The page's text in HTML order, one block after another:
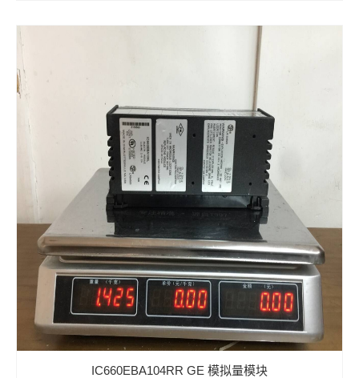
IC660EBA104RR GE 模拟量模块